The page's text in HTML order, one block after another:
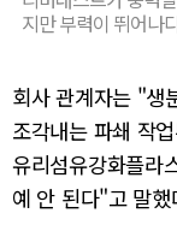
지만 부력이 뛰어나
회사 관계자는 "생
조각내는 파쇄 작
유리섬유강화플라
예 안 된다"고 말했